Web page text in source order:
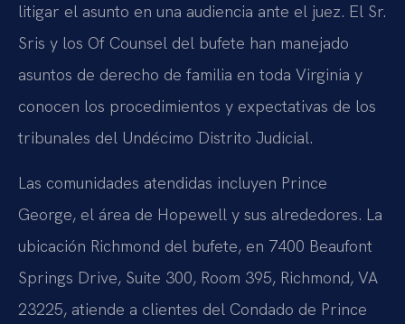
litigar el asunto en una audiencia ante el juez. El Sr.
Sris y los Of Counsel del bufete han manejado
asuntos de derecho de familia en toda Virginia y
conocen los procedimientos y expectativas de los
tribunales del Undécimo Distrito Judicial.
Las comunidades atendidas incluyen Prince
George, el área de Hopewell y sus alrededores. La
ubicación Richmond del bufete, en 7400 Beaufont
Springs Drive, Suite 300, Room 395, Richmond, VA
23225, atiende a clientes del Condado de Prince